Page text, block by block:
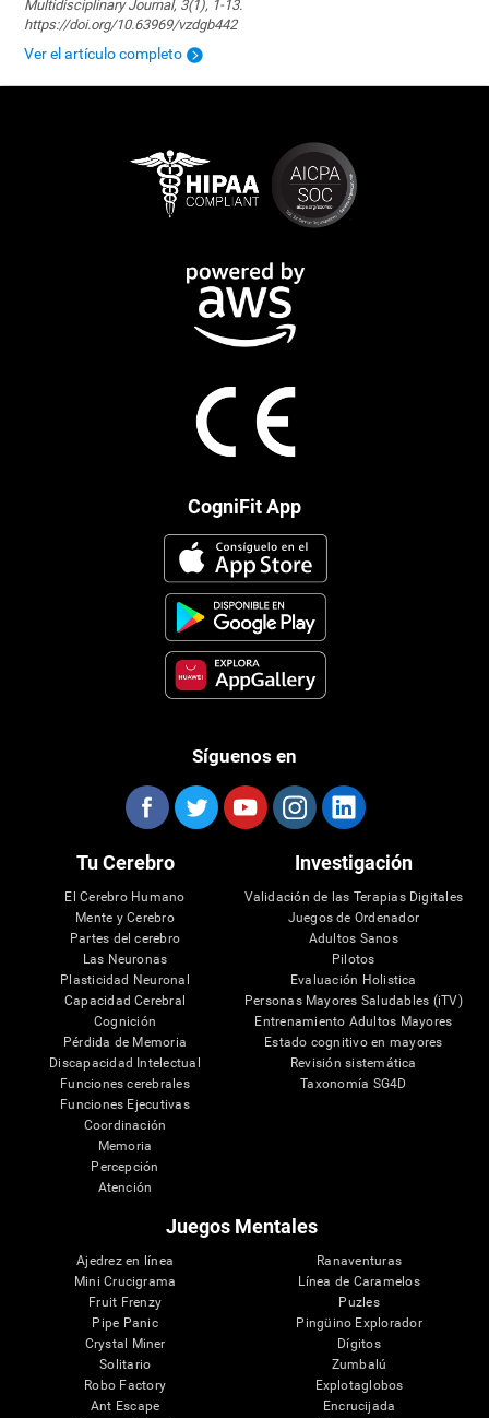
Multidisciplinary Journal, 3(1), 1-13.
https://doi.org/10.63969/vzdgb442
Ver el artículo completo
CogniFit App
Síguenos en
Tu Cerebro
El Cerebro Humano
Mente y Cerebro
Partes del cerebro
Las Neuronas
Plasticidad Neuronal
Capacidad Cerebral
Cognición
Pérdida de Memoria
Discapacidad Intelectual
Funciones cerebrales
Funciones Ejecutivas
Coordinación
Memoria
Percepción
Atención
Investigación
Validación de las Terapias Digitales
Juegos de Ordenador
Adultos Sanos
Pilotos
Evaluación Holistica
Personas Mayores Saludables (iTV)
Entrenamiento Adultos Mayores
Estado cognitivo en mayores
Revisión sistemática
Taxonomía SG4D
Juegos Mentales
Ajedrez en línea
Mini Crucigrama
Fruit Frenzy
Pipe Panic
Crystal Miner
Solitario
Robo Factory
Ant Escape
Ranaventuras
Línea de Caramelos
Puzles
Pingüino Explorador
Dígitos
Zumbalú
Explotaglobos
Encrucijada